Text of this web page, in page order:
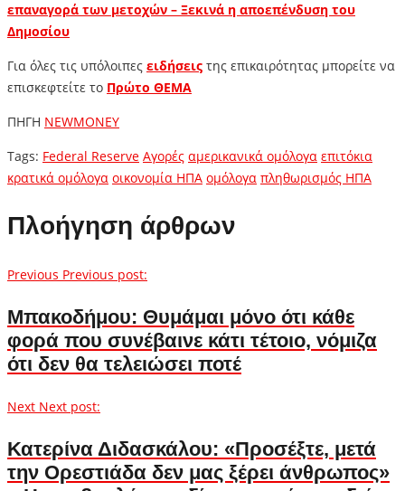
επαναγορά των μετοχών – Ξεκινά η αποεπένδυση του
Δημοσίου
Για όλες τις υπόλοιπες ειδήσεις της επικαιρότητας μπορείτε να
επισκεφτείτε το Πρώτο ΘΕΜΑ
ΠΗΓΗ NEWMONEY
Tags: Federal Reserve Αγορές αμερικανικά ομόλογα επιτόκια
κρατικά ομόλογα οικονομία ΗΠΑ ομόλογα πληθωρισμός ΗΠΑ
Πλοήγηση άρθρων
Previous Previous post:
Μπακοδήμου: Θυμάμαι μόνο ότι κάθε
φορά που συνέβαινε κάτι τέτοιο, νόμιζα
ότι δεν θα τελειώσει ποτέ
Next Next post:
Κατερίνα Διδασκάλου: «Προσέξτε, μετά
την Ορεστιάδα δεν μας ξέρει άνθρωπος»